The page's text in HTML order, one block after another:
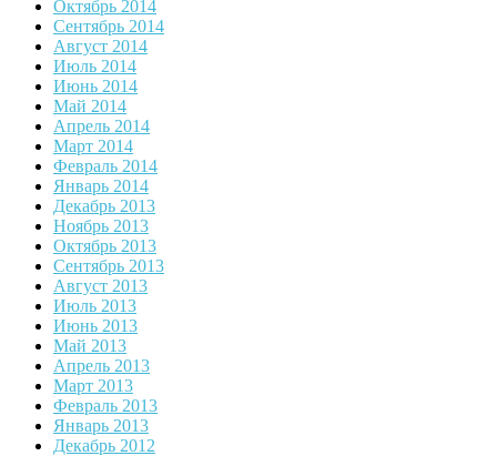
Октябрь 2014
Сентябрь 2014
Август 2014
Июль 2014
Июнь 2014
Май 2014
Апрель 2014
Март 2014
Февраль 2014
Январь 2014
Декабрь 2013
Ноябрь 2013
Октябрь 2013
Сентябрь 2013
Август 2013
Июль 2013
Июнь 2013
Май 2013
Апрель 2013
Март 2013
Февраль 2013
Январь 2013
Декабрь 2012